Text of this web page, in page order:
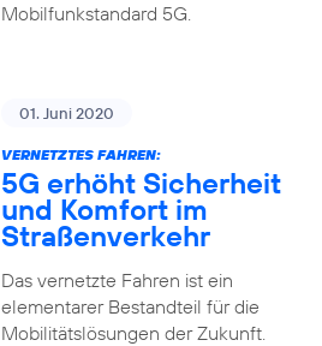
Mobilfunkstandard 5G.
01. Juni 2020
VERNETZTES FAHREN:
5G erhöht Sicherheit
und Komfort im
Straßenverkehr
Das vernetzte Fahren ist ein
elementarer Bestandteil für die
Mobilitätslösungen der Zukunft.